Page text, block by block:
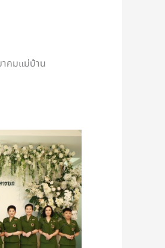
คมแม่บ้าน